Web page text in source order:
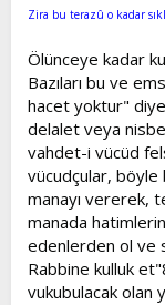
Zira bu terazû o kadar
Ölünceye kadar
Bazıları bu ve
hacet yoktur" diye
delalet veya
vahdet-i vücüd
vücudçular, böyle
manayı vererek,
manada
edenlerden ol ve
Rabbine kulluk
vukubulacak olan